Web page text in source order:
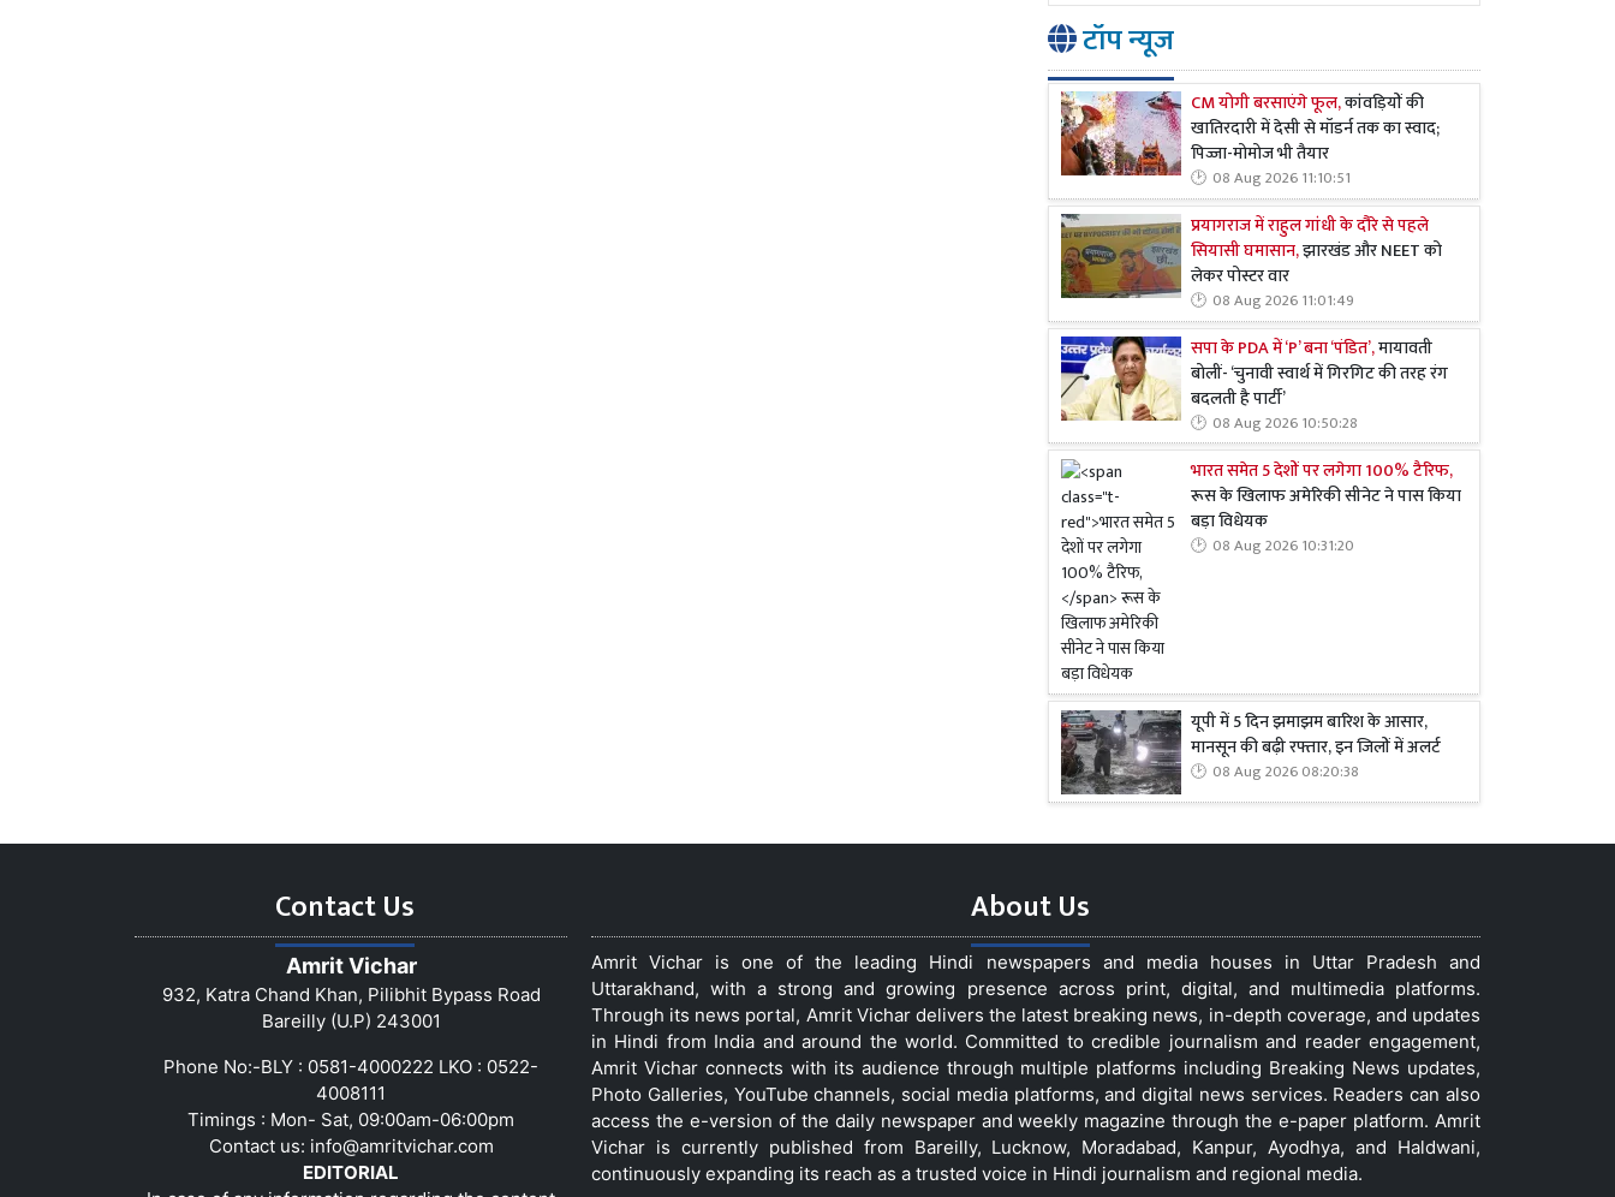
टॉप न्यूज
CM योगी बरसाएंगे फूल,कांवड़ियों की
खातिरदारी में देसी से मॉडर्न तक का स्वाद;
पिज्जा-मोमोज भी तैयार
08 Aug 2026 11:10:51
प्रयागराज में राहुल गांधी के दौरे से पहले
सियासी घमासान,झारखंड और NEET को
लेकर पोस्टर वार
08 Aug 2026 11:01:49
सपा के PDA में ‘P’ बना ‘पंडित’,मायावती
बोलीं- ‘चुनावी स्वार्थ में गिरगिट की तरह रंग
बदलती है पार्टी’
08 Aug 2026 10:50:28
भारत समेत 5 देशों पर लगेगा 100% टैरिफ,
रूस के खिलाफ अमेरिकी सीनेट ने पास किया
बड़ा विधेयक
08 Aug 2026 10:31:20
यूपी में 5 दिन झमाझम बारिश के आसार,
मानसून की बढ़ी रफ्तार, इन जिलों में अलर्ट
08 Aug 2026 08:20:38
Contact Us
Amrit Vichar
932, Katra Chand Khan, Pilibhit Bypass Road
Bareilly (U.P) 243001
Phone No:-BLY : 0581-4000222 LKO : 0522-
4008111
Timings : Mon- Sat, 09:00am-06:00pm
Contact us: info@amritvichar.com
EDITORIAL
About Us
Amrit Vichar is one of the leading Hindi newspapers and media houses in Uttar Pradesh and
Uttarakhand, with a strong and growing presence across print, digital, and multimedia platforms.
Through its news portal, Amrit Vichar delivers the latest breaking news, in-depth coverage, and updates
in Hindi from India and around the world. Committed to credible journalism and reader engagement,
Amrit Vichar connects with its audience through multiple platforms including Breaking News updates,
Photo Galleries, YouTube channels, social media platforms, and digital news services. Readers can also
access the e-version of the daily newspaper and weekly magazine through the e-paper platform. Amrit
Vichar is currently published from Bareilly, Lucknow, Moradabad, Kanpur, Ayodhya, and Haldwani,
continuously expanding its reach as a trusted voice in Hindi journalism and regional media.